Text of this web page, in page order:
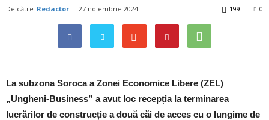
De către Redactor - 27 noiembrie 2024 0
199
La subzona Soroca a Zonei Economice Libere (ZEL)
„Ungheni-Business” a avut loc recepția la terminarea
lucrărilor de construcție a două căi de acces cu o lungime de